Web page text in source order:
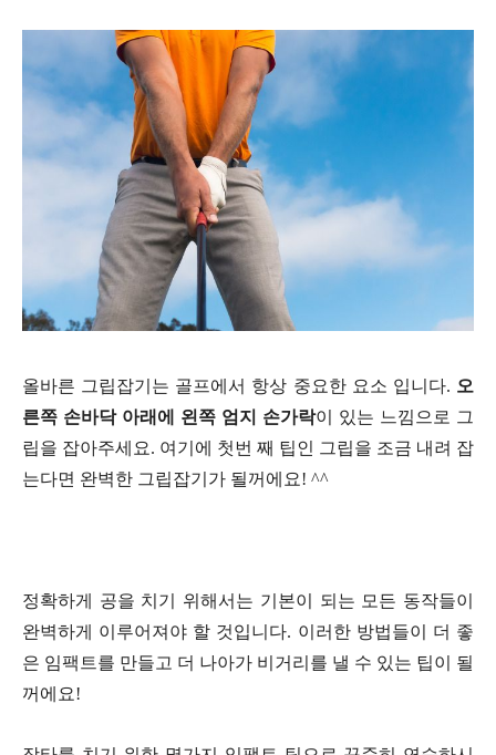
올바른 그립잡기는 골프에서 항상 중요한 요소 입니다. 오
른쪽 손바닥 아래에 왼쪽 엄지 손가락이 있는 느낌으로 그
립을 잡아주세요. 여기에 첫번 째 팁인 그립을 조금 내려 잡
는다면 완벽한 그립잡기가 될꺼에요! ^^
정확하게 공을 치기 위해서는 기본이 되는 모든 동작들이
완벽하게 이루어져야 할 것입니다. 이러한 방법들이 더 좋
은 임팩트를 만들고 더 나아가 비거리를 낼 수 있는 팁이 될
꺼에요!